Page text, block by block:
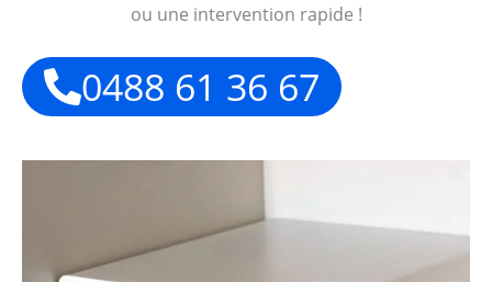
ou une intervention rapide !
0488 61 36 67